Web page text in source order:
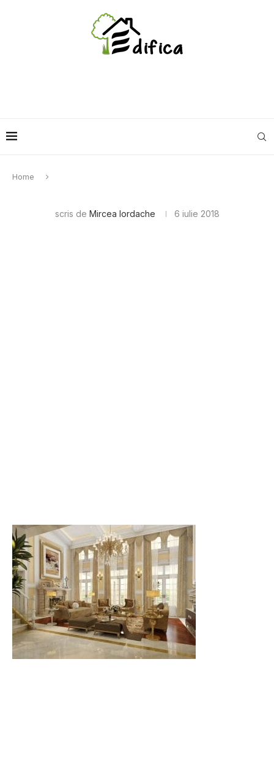
Home
scris de Mircea Iordache 6 iulie 2018